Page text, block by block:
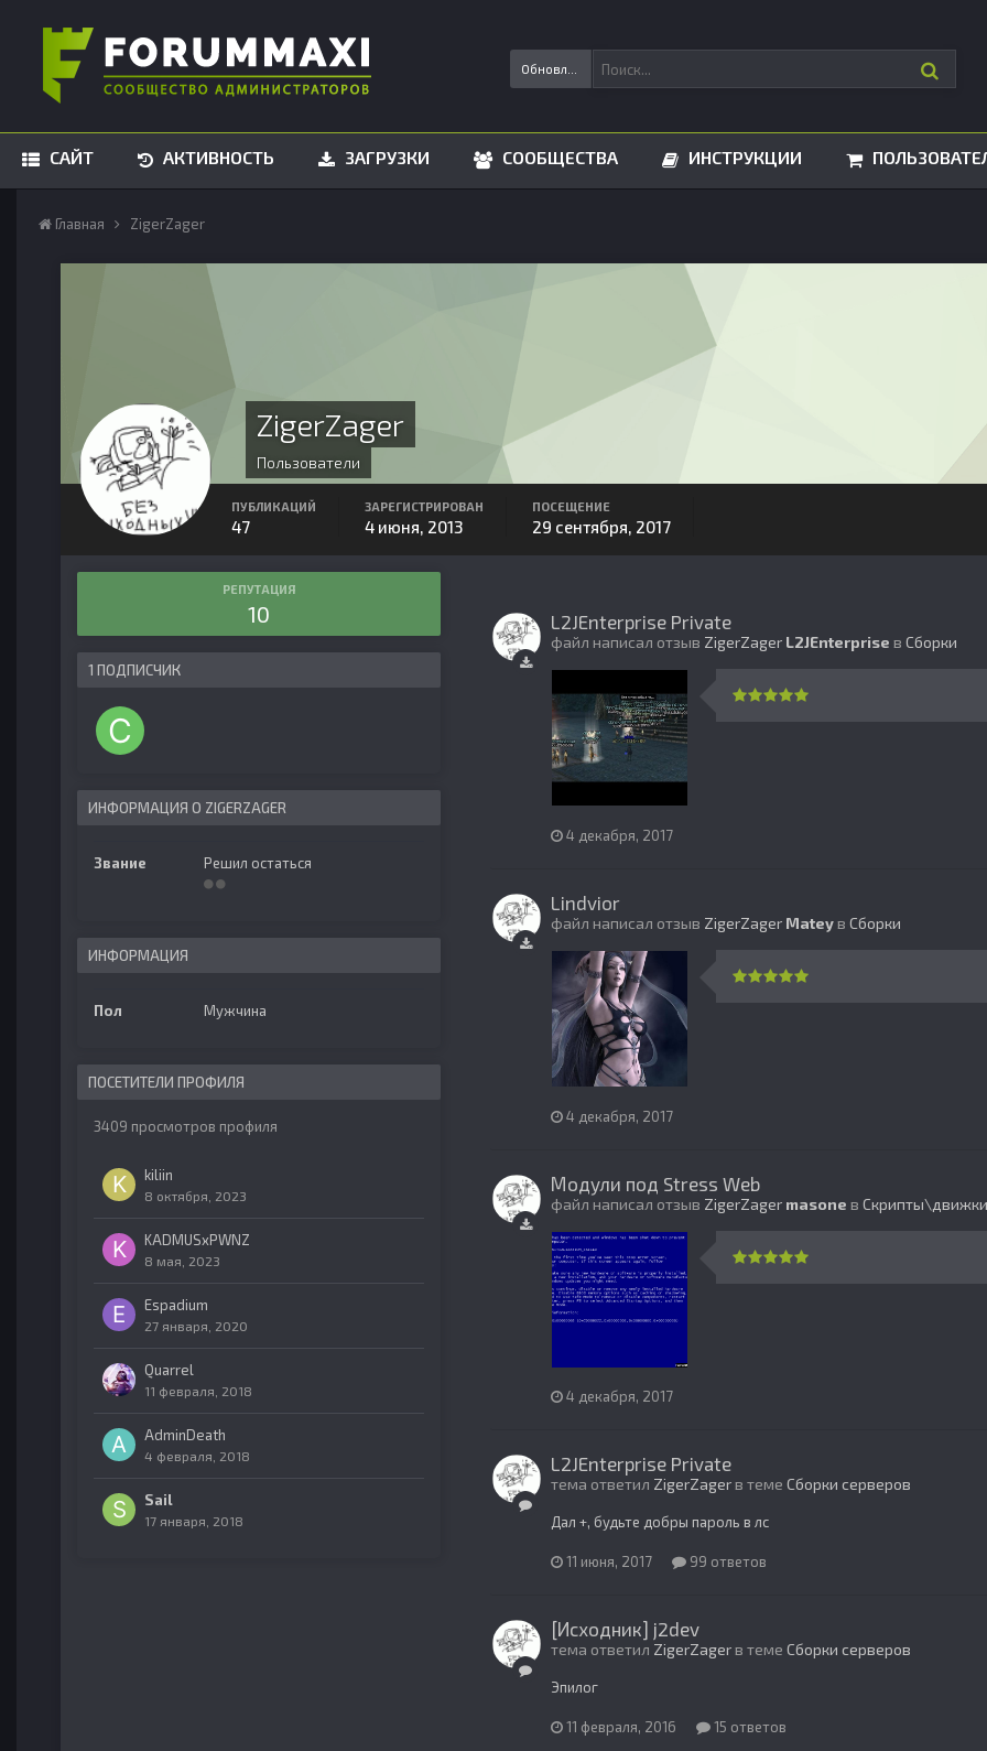
САЙТ АКТИВНОСТЬ ЗАГРУЗКИ СООБЩЕСТВА ИНСТРУКЦИИ
Главная ZigerZager
ZigerZager
Пользователи
ПУБЛИКАЦИЙ
47
ЗАРЕГИСТРИРОВАН
4 июня, 2013
ПОСЕЩЕНИЕ
29 сентября, 2017
РЕПУТАЦИЯ
10
1 ПОДПИСЧИК
ИНФОРМАЦИЯ О ZIGERZAGER
Звание Решил остаться
ИНФОРМАЦИЯ
Пол Мужчина
ПОСЕТИТЕЛИ ПРОФИЛЯ
3409 просмотров профиля
kiliin
8 октября, 2023
KADMUSxPWNZ
8 мая, 2023
Espadium
27 января, 2020
Quarrel
11 февраля, 2018
AdminDeath
4 февраля, 2018
Sail
17 января, 2018
L2JEnterprise Private
файл написал отзыв ZigerZager L2JEnterprise в Сборки
4 декабря, 2017
Lindvior
файл написал отзыв ZigerZager Mateyв Сборки
4 декабря, 2017
Модули под Stress Web
файл написал отзыв ZigerZager masone в Скрипты\движки
4 декабря, 2017
L2JEnterprise Private
тема ответил ZigerZagerв теме Сборки серверов
Дал +, будьте добры пароль в лс
11 июня, 2017 99 ответов
[Исходник] j2dev
тема ответил ZigerZagerв теме Сборки серверов
Эпилог
11 февраля, 2016 15 ответов